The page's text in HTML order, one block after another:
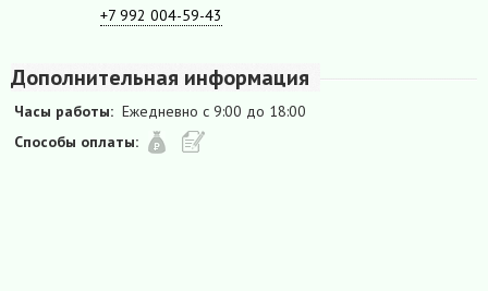
+7 992 004-59-43
Дополнительная информация
Часы работы: Ежедневно с 9:00 до 18:00
Способы оплаты: